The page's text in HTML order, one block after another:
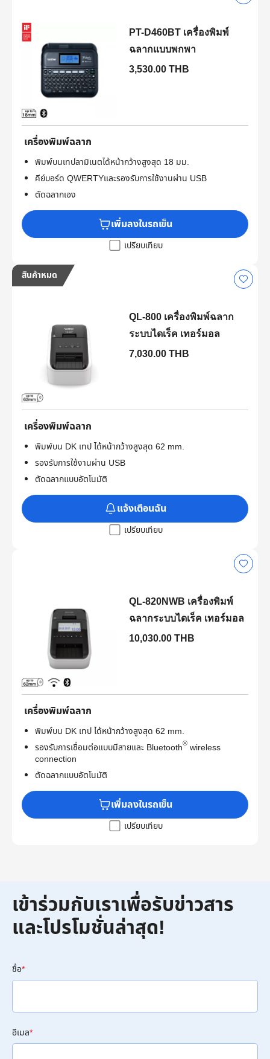
PT-D460BT เครื่องพิมพ์
ฉลากแบบพกพา
3,530.00 THB
เครื่องพิมพ์ฉลาก
พิมพ์บนเทปลามิเนตได้หน้ากว้างสูงสุด 18 มม.
คีย์บอร์ด QWERTYและรองรับการใช้งานผ่าน USB
ตัดฉลากเอง
เพิ่มลงในรถเข็น
เปรียบเทียบ
สินค้าหมด
QL-800 เครื่องพิมพ์ฉลาก
ระบบไดเร็ค เทอร์มอล
7,030.00 THB
เครื่องพิมพ์ฉลาก
พิมพ์บน DK เทป ได้หน้ากว้างสูงสุด 62 mm.
รองรับการใช้งานผ่าน USB
ตัดฉลากแบบอัตโนมัติ
แจ้งเตือนฉัน
เปรียบเทียบ
QL-820NWB เครื่องพิมพ์
ฉลากระบบไดเร็ค เทอร์มอล
10,030.00 THB
เครื่องพิมพ์ฉลาก
พิมพ์บน DK เทป ได้หน้ากว้างสูงสุด 62 mm.
รองรับการเชื่อมต่อแบบมีสายและ Bluetooth® wireless
connection
ตัดฉลากแบบอัตโนมัติ
เพิ่มลงในรถเข็น
เปรียบเทียบ
เข้าร่วมกับเราเพื่อรับข่าวสาร
และโปรโมชั่นล่าสุด!
ชื่อ*
อีเมล*